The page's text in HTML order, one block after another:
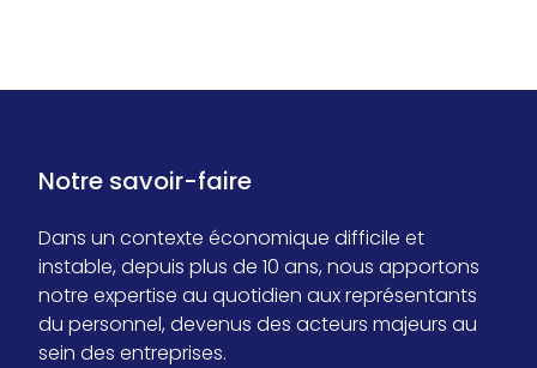
Notre savoir-faire
Dans un contexte économique difficile et
instable, depuis plus de 10 ans, nous apportons
notre expertise au quotidien aux représentants
du personnel, devenus des acteurs majeurs au
sein des entreprises.